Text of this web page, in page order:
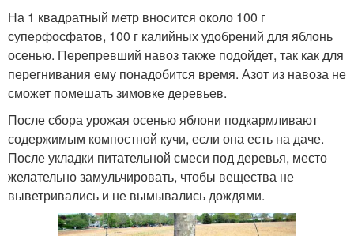
На 1 квадратный метр вносится около 100 г
суперфосфатов, 100 г калийных удобрений для яблонь
осенью. Перепревший навоз также подойдет, так как для
перегнивания ему понадобится время. Азот из навоза не
сможет помешать зимовке деревьев.
После сбора урожая осенью яблони подкармливают
содержимым компостной кучи, если она есть на даче.
После укладки питательной смеси под деревья, место
желательно замульчировать, чтобы вещества не
выветривались и не вымывались дождями.